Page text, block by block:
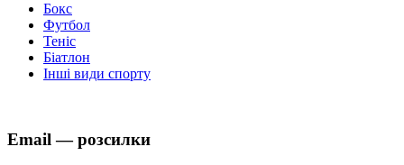
Бокс
Футбол
Теніс
Біатлон
Інші види спорту
Email — розсилки